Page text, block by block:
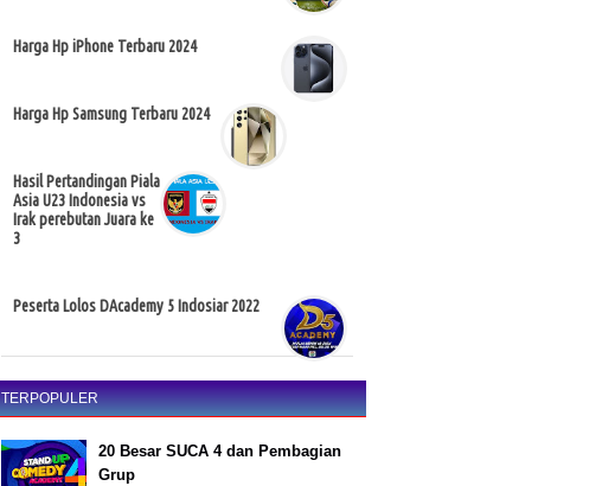
Harga Hp iPhone Terbaru 2024
Harga Hp Samsung Terbaru 2024
Hasil Pertandingan Piala
Asia U23 Indonesia vs
Irak perebutan Juara ke
3
Peserta Lolos DAcademy 5 Indosiar 2022
TERPOPULER
20 Besar SUCA 4 dan Pembagian
Grup